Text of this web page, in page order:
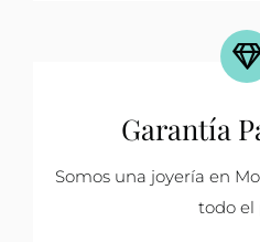
Garantía
Somos una joyería en
todo el